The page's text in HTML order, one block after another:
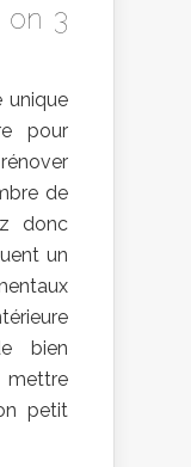
on 3
unique
pour
de
donc
un
bien
mettre
petit